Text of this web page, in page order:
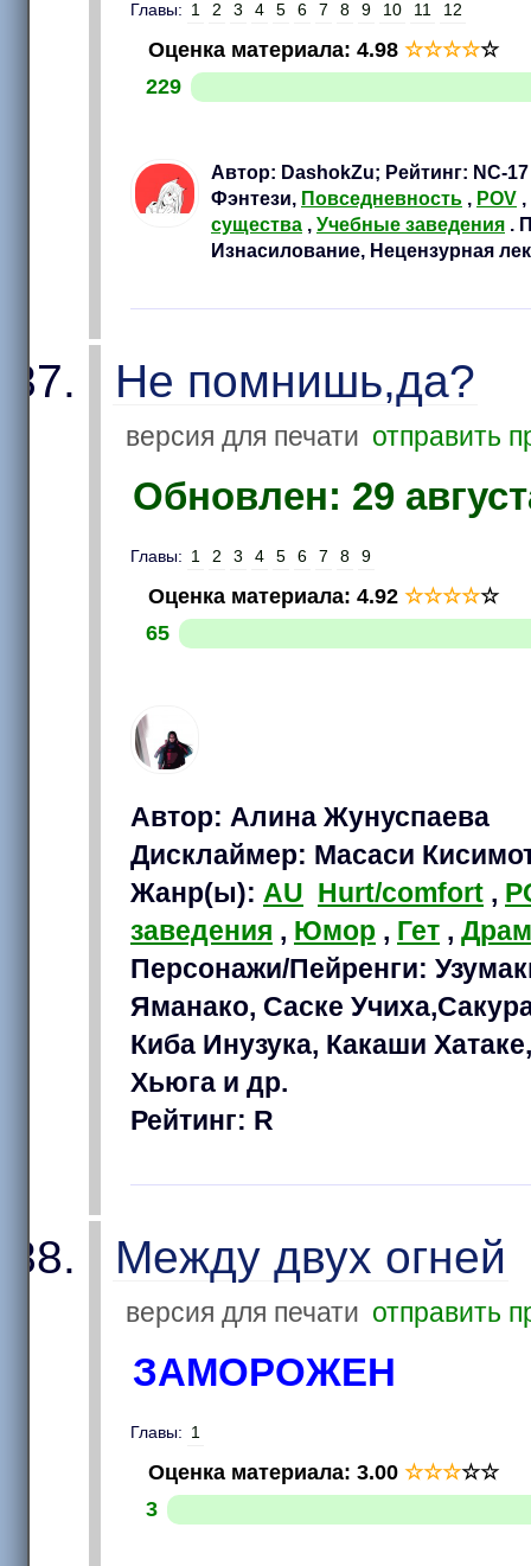
Главы: 1 2 3 4 5 6 7 8 9 10 11 12
Оценка материала: 4.98 ☆☆☆☆☆
229
Автор: DashokZu; Рейтинг: NC-
Фэнтези, Повседневность , POV ,
существа , Учебные заведения .
Изнасилование, Нецензурная
Не помнишь,да?
версия для печати отправить
Обновлен: 29
Главы: 1 2 3 4 5 6 7 8 9
Оценка материала: 4.92 ☆☆☆☆☆
65
Автор: Алина Жунуспаева
Дисклаймер: Масаси
Жанр(ы): AU Hurt/comfort ,
заведения , Юмор , Гет ,
Персонажи/Пейренги:
Яманако, Саске
Киба Инузука, Какаши
Хьюга и др.
Рейтинг: R
Между двух огней
версия для печати отправить
ЗАМОРОЖЕН
Главы: 1
Оценка материала: 3.00 ☆☆☆☆☆
3